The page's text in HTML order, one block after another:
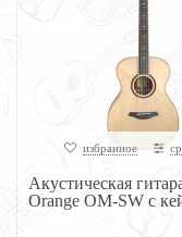
избранное
Акустическая
Orange OM-SW с